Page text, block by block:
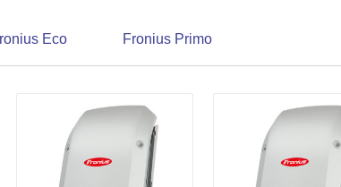
Eco Fronius Primo